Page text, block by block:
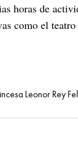
horas de
como el
Leonor Rey